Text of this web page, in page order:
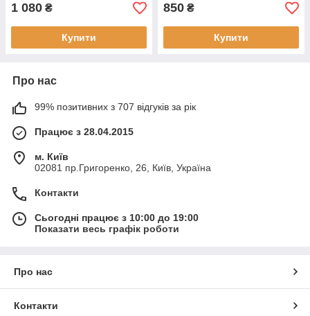
1 080 ₴
Купити
850 ₴
Купити
Про нас
99% позитивних з 707 відгуків за рік
Працює з 28.04.2015
м. Київ
02081 пр.Григоренко, 26, Київ, Україна
Контакти
Сьогодні працює з 10:00 до 19:00
Показати весь графік роботи
Про нас
Контакти